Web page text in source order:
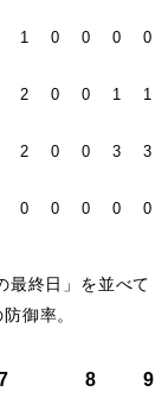
1 0 0 0 0
2 0 0 1 1
2 0 0 3 3
0 0 0 0 0
最終日」を並べて
御率。
8
9